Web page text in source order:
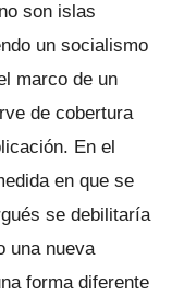
son islas
un socialismo
marco de un
de cobertura
En el
en que se
se debilitaría
una nueva
forma diferente